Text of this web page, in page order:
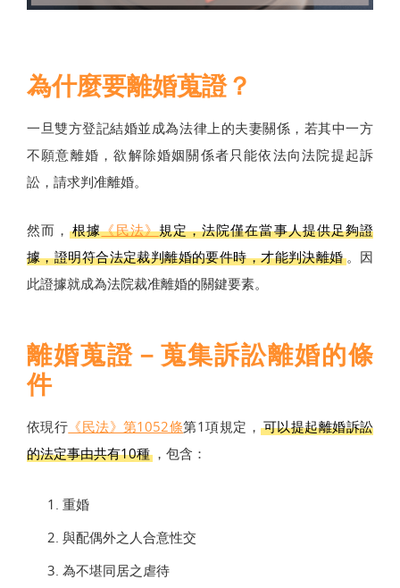
為什麼要離婚蒐證？
一旦雙方登記結婚並成為法律上的夫妻關係，若其中一方
不願意離婚，欲解除婚姻關係者只能依法向法院提起訴
訟，請求判准離婚。
然而，根據《民法》規定，法院僅在當事人提供足夠證
據，證明符合法定裁判離婚的要件時，才能判決離婚。因
此證據就成為法院裁准離婚的關鍵要素。
離婚蒐證－蒐集訴訟離婚的條
件
依現行 《民法》第1052條第1項規定， 可以提起離婚訴訟
的法定事由共有10種 ，包含：
重婚
與配偶外之人合意性交
為不堪同居之虐待